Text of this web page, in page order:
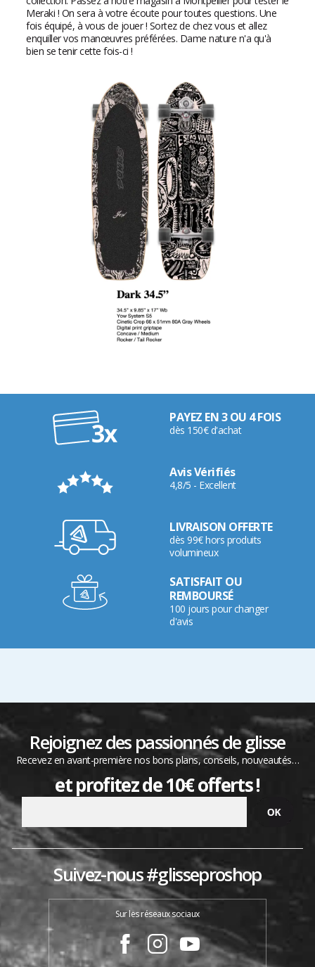
Meraki ! On sera à votre écoute pour toutes questions. Une
fois équipé, à vous de jouer ! Sortez de chez vous et allez
enquiller vos manœuvres préférées. Dame nature n'a qu'à
bien se tenir cette fois-ci !
PAYEZ EN 3 OU 4 FOIS
dès 150€ d'achat
Avis Vérifiés
4,8/5 - Excellent
LIVRAISON OFFERTE
dès 99€ hors produits
volumineux
SATISFAIT OU
REMBOURSÉ
100 jours pour changer
d'avis
Rejoignez des passionnés de glisse
Recevez en avant-première nos bons plans, conseils, nouveautés…
et profitez de 10€ offerts !
Suivez-nous #glisseproshop
Sur les réseaux sociaux